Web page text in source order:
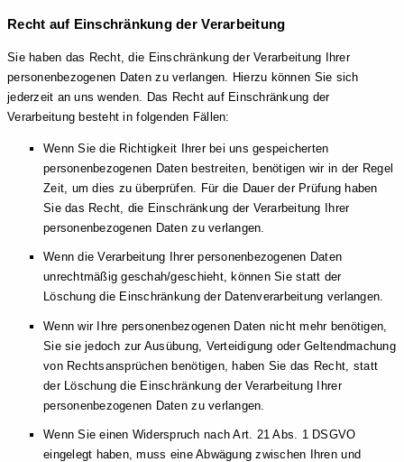
Recht auf Einschränkung der Verarbeitung
Sie haben das Recht, die Einschränkung der Verarbeitung Ihrer
personenbezogenen Daten zu verlangen. Hierzu können Sie sich
jederzeit an uns wenden. Das Recht auf Einschränkung der
Verarbeitung besteht in folgenden Fällen:
Wenn Sie die Richtigkeit Ihrer bei uns gespeicherten
personenbezogenen Daten bestreiten, benötigen wir in der Regel
Zeit, um dies zu überprüfen. Für die Dauer der Prüfung haben
Sie das Recht, die Einschränkung der Verarbeitung Ihrer
personenbezogenen Daten zu verlangen.
Wenn die Verarbeitung Ihrer personenbezogenen Daten
unrechtmäßig geschah/geschieht, können Sie statt der
Löschung die Einschränkung der Datenverarbeitung verlangen.
Wenn wir Ihre personenbezogenen Daten nicht mehr benötigen,
Sie sie jedoch zur Ausübung, Verteidigung oder Geltendmachung
von Rechtsansprüchen benötigen, haben Sie das Recht, statt
der Löschung die Einschränkung der Verarbeitung Ihrer
personenbezogenen Daten zu verlangen.
Wenn Sie einen Widerspruch nach Art. 21 Abs. 1 DSGVO
eingelegt haben, muss eine Abwägung zwischen Ihren und